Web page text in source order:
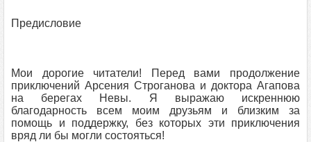
Предисловие
Мои дорогие читатели! Перед вами продолжение
приключений Арсения Строганова и доктора Агапова
на берегах Невы. Я выражаю искреннюю
благодарность всем моим друзьям и близким за
помощь и поддержку, без которых эти приключения
вряд ли бы могли состояться!